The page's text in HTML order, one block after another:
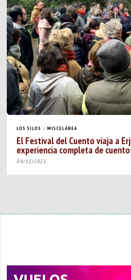
LOS SILOS / MISCELÁNEA
El Festival del Cuento viaja a
experiencia completa de
04/12/2021